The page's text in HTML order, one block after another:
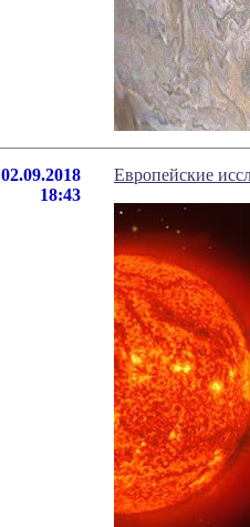
02.09.2018
18:43
Европейские